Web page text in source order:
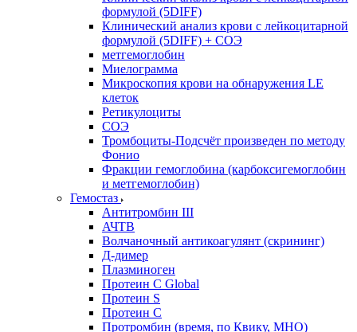
формулой (5DIFF)
Клинический анализ крови с лейкоцитарной
формулой (5DIFF) + СОЭ
метгемоглобин
Миелограмма
Микроскопия крови на обнаружения LE
клеток
Ретикулоциты
СОЭ
Тромбоциты-Подсчёт произведен по методу
Фонио
Фракции гемоглобина (карбоксигемоглобин
и метгемоглобин)
Гемостаз
Антитромбин III
АЧТВ
Волчаночный антикоагулянт (скрининг)
Д-димер
Плазминоген
Протеин C Global
Протеин S
Протеин С
Протромбин (время, по Квику, МНО)